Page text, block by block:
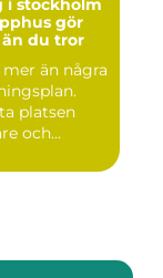
i stockholm
gör
du tror
än några
platsen
och...